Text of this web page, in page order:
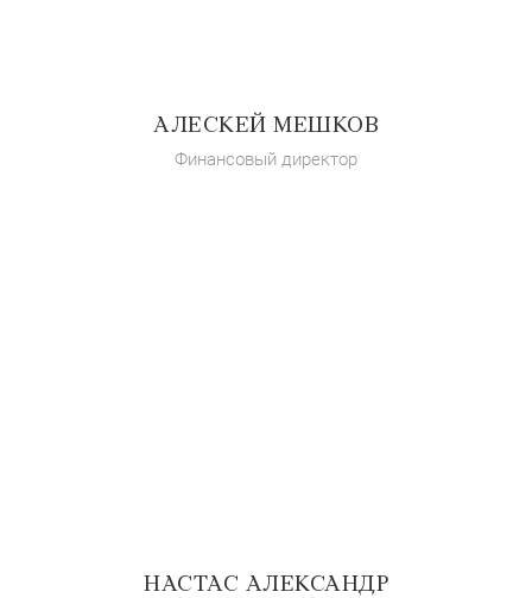
АЛЕСКЕЙ МЕШКОВ
Финансовый директор
НАСТАС АЛЕКСАНДР